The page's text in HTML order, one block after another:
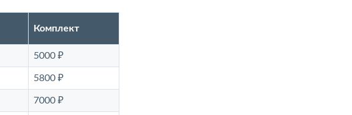
Комплект
5000 ₽
5800 ₽
7000 ₽